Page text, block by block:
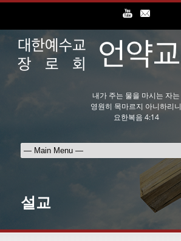
내가 주는 물을 마시는 자는
영원히 목마르지 아니하리니
요한복음 4:14
설교